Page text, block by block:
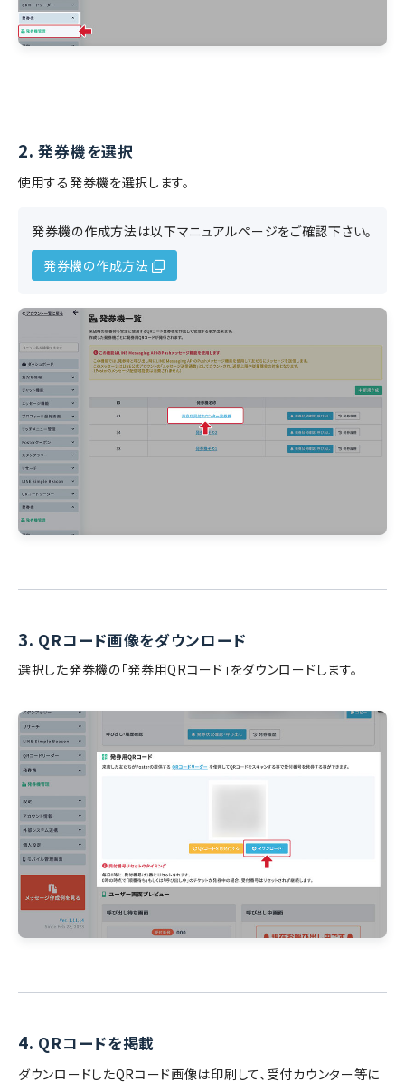
2. 発券機を選択
使用する発券機を選択します。
発券機の作成方法は以下マニュアルページをご確認下さい。
発券機の作成方法
3. QRコード画像をダウンロード
選択した発券機の「発券用QRコード」をダウンロードします。
4. QRコードを掲載
ダウンロードしたQRコード画像は印刷して、受付カウンター等に